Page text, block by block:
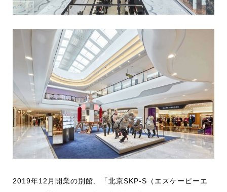
2019年12月開業の別館、「北京SKP-S（エスケーピーエ